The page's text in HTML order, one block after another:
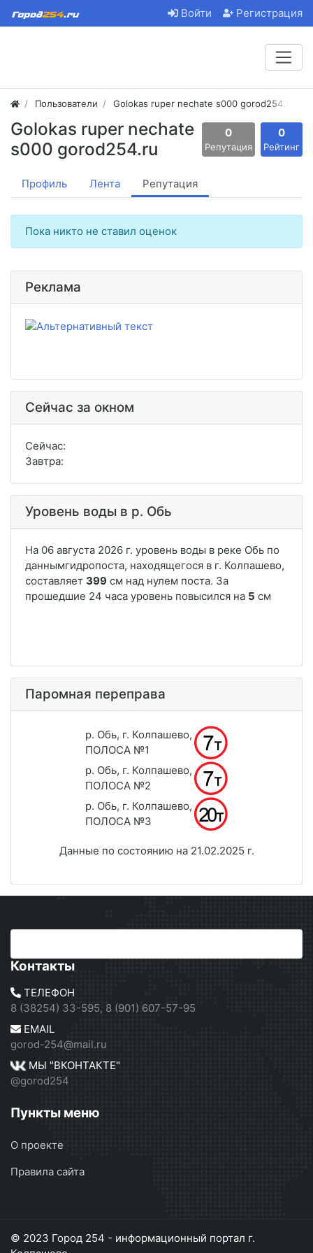
Войти Регистрация
Пользователи Golokas ruper nechate s000 gorod254.ru
Golokas ruper nechate
s000 gorod254.ru
0
Репутация
0
Рейтинг
Профиль Лента Репутация
Пока никто не ставил оценок
Реклама
Сейчас за окном
Сейчас:
Завтра:
Уровень воды в р. Обь
Паромная переправа
р. Обь, г. Колпашево,
ПОЛОСА №1
р. Обь, г. Колпашево,
ПОЛОСА №2
р. Обь, г. Колпашево,
ПОЛОСА №3
Данные по состоянию на 21.02.2025 г.
Контакты
ТЕЛЕФОН
8 (38254) 33-595, 8 (901) 607-57-95
EMAIL
gorod-254@mail.ru
МЫ "ВКОНТАКТЕ"
@gorod254
Пункты меню
О проекте
Правила сайта
© 2023 Город 254 - информационный портал г.